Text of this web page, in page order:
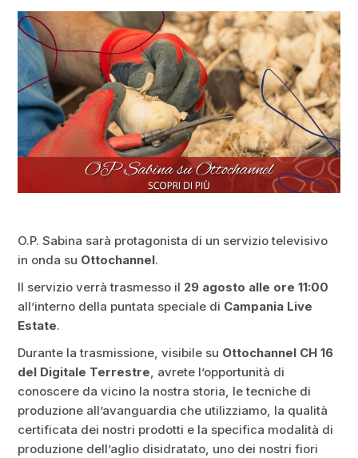
O.P. Sabina sarà protagonista di un servizio televisivo
in onda su Ottochannel.
Il servizio verrà trasmesso il 29 agosto alle ore 11:00
all’interno della puntata speciale di Campania Live
Estate.
Durante la trasmissione, visibile su Ottochannel CH 16
del Digitale Terrestre, avrete l’opportunità di
conoscere da vicino la nostra storia, le tecniche di
produzione all’avanguardia che utilizziamo, la qualità
certificata dei nostri prodotti e la specifica modalità di
produzione dell’aglio disidratato, uno dei nostri fiori